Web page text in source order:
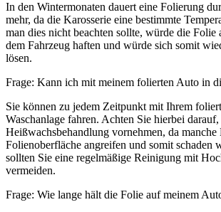
In den Wintermonaten dauert eine Folierung
mehr, da die Karosserie eine bestimmte
man dies nicht beachten sollte, würde die Folie
dem Fahrzeug haften und würde sich somit
lösen.
Frage: Kann ich mit meinem folierten Auto in
Sie können zu jedem Zeitpunkt mit Ihrem
Waschanlage fahren. Achten Sie hierbei darauf,
Heißwachsbehandlung vornehmen, da manche
Folienoberfläche angreifen und somit schaden
sollten Sie eine regelmäßige Reinigung mit
vermeiden.
Frage: Wie lange hält die Folie auf meinem